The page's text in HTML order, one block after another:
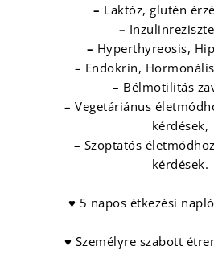
– Laktóz, glutén
–
– Hyperthyreosis,
– Endokrin,
– Bélmotilitás
– Vegetáriánus
kérdések,
– Szoptatós
kérdések.
♥ 5 napos étkezési
♥ Személyre szabott